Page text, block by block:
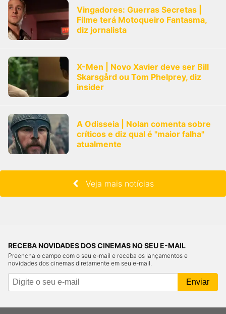
Vingadores: Guerras Secretas |
Filme terá Motoqueiro Fantasma,
diz jornalista
X-Men | Novo Xavier deve ser Bill
Skarsgård ou Tom Phelprey, diz
insider
A Odisseia | Nolan comenta sobre
críticos e diz qual é "maior falha"
atualmente
Veja mais notícias
RECEBA NOVIDADES DOS CINEMAS NO SEU E-MAIL
Preencha o campo com o seu e-mail e receba os lançamentos e
novidades dos cinemas diretamente em seu e-mail.